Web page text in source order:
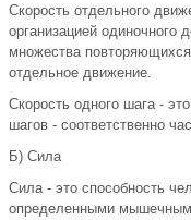
Скорость отдельного
организацией одиночного
множества
отдельное движение.
Скорость одного шага -
шагов - соответственно
Б) Сила
Сила - это способность
определенными